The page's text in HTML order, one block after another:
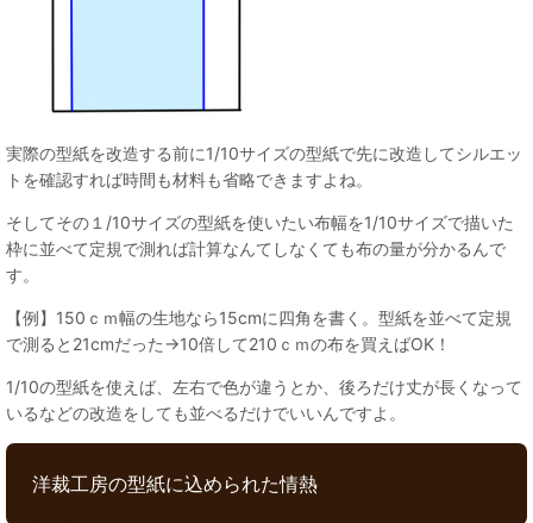
実際の型紙を改造する前に1/10サイズの型紙で先に改造してシルエッ
トを確認すれば時間も材料も省略できますよね。
そしてその１/10サイズの型紙を使いたい布幅を1/10サイズで描いた
枠に並べて定規で測れば計算なんてしなくても布の量が分かるんで
す。
【例】150ｃｍ幅の生地なら15cmに四角を書く。型紙を並べて定規
で測ると21cmだった→10倍して210ｃｍの布を買えばOK！
1/10の型紙を使えば、左右で色が違うとか、後ろだけ丈が長くなって
いるなどの改造をしても並べるだけでいいんですよ。
洋裁工房の型紙に込められた情熱